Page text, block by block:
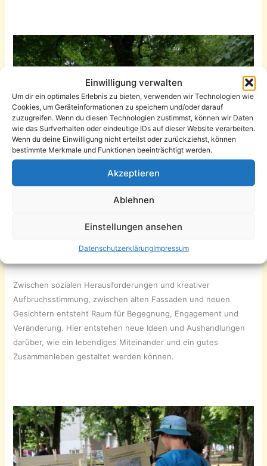
Einwilligung verwalten
Um dir ein optimales Erlebnis zu bieten, verwenden wir Technologien wie
Cookies, um Geräteinformationen zu speichern und/oder darauf
zuzugreifen. Wenn du diesen Technologien zustimmst, können wir Daten
wie das Surfverhalten oder eindeutige IDs auf dieser Website verarbeiten.
Wenn du deine Einwilligung nicht erteilst oder zurückziehst, können
bestimmte Merkmale und Funktionen beeinträchtigt werden.
Akzeptieren
Ablehnen
Einstellungen ansehen
DatenschutzerklärungImpressum
Der Sorge Kiosk beim Hang zur Kultur 2025
Zwischen sozialen Herausforderungen und kreativer
Aufbruchsstimmung, zwischen alten Fassaden und neuen
Gesichtern entsteht Raum für Begegnung, Engagement und
Veränderung. Hier entstehen neue Ideen und Aushandlungen
darüber, wie ein lebendiges Miteinander und ein gutes
Zusammenleben gestaltet werden können.